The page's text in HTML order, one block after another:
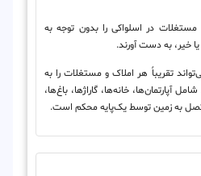
در اسلواکی را بدون توجه به
خیر، به دست آورند.
تقریباً هر املاک و مستغلات را به
آپارتمان‌ها، خانه‌ها، گاراژها، باغ‌ها،
به زمین توسط یک‌پایه محکم است.